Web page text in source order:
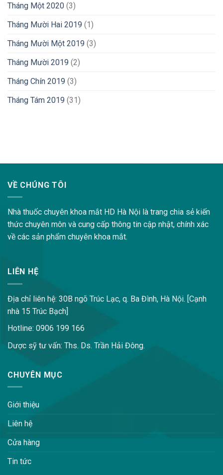
Tháng Một 2020 (3)
Tháng Mười Hai 2019 (1)
Tháng Mười Một 2019 (3)
Tháng Mười 2019 (2)
Tháng Chín 2019 (3)
Tháng Tám 2019 (31)
VỀ CHÚNG TÔI
Nhà thuốc chuyên khoa mắt HD Hà Nội là trang chia sẻ kiến
thức chuyên môn và cung cấp thông tin cập nhật, chính xác
về các sản phẩm chuyên khoa mắt.
LIÊN HỆ
Địa chỉ liên hệ: 30B ngõ Trúc Lạc, q. Ba Đình, Hà Nội. [Cạnh
nhà 15 Trúc Bạch]
Hotline: 0906 199 166
Dược sỹ tư vấn: Ths. Ds. Trần Hải Đông.
CHUYÊN MỤC
Giới thiệu
Liên hệ
Cửa hàng
Tin tức